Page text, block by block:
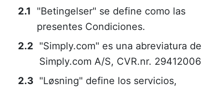
"Betingelser" se define como las
presentes Condiciones.
"Simply.com" es una abreviatura de
Simply.com A/S, CVR.nr. 29412006
"Løsning" define los servicios,